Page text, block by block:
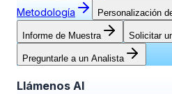
Metodología Personalización
Informe de Muestra Solicitar
Preguntarle a un Analista
Llámenos Al